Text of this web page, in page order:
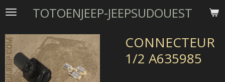
Passer
contenu
principal
TOTOENJEEP-JEEPSUDOUEST
CONNECTEUR
1/2 A635985